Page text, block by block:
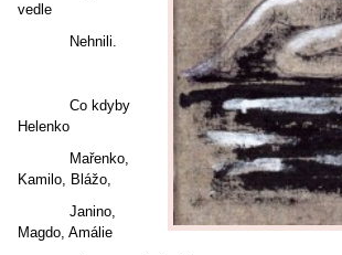
vedle
Nehnili.
Co kdyby
Helenko
Mařenko,
Kamilo, Blážo,
Janino,
Magdo, Amálie